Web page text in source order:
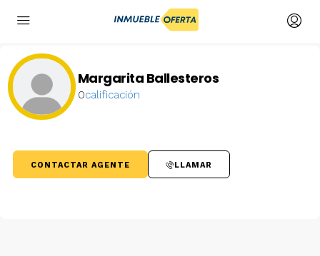
Margarita Ballesteros
0calificación
CONTACTAR AGENTE LLAMAR